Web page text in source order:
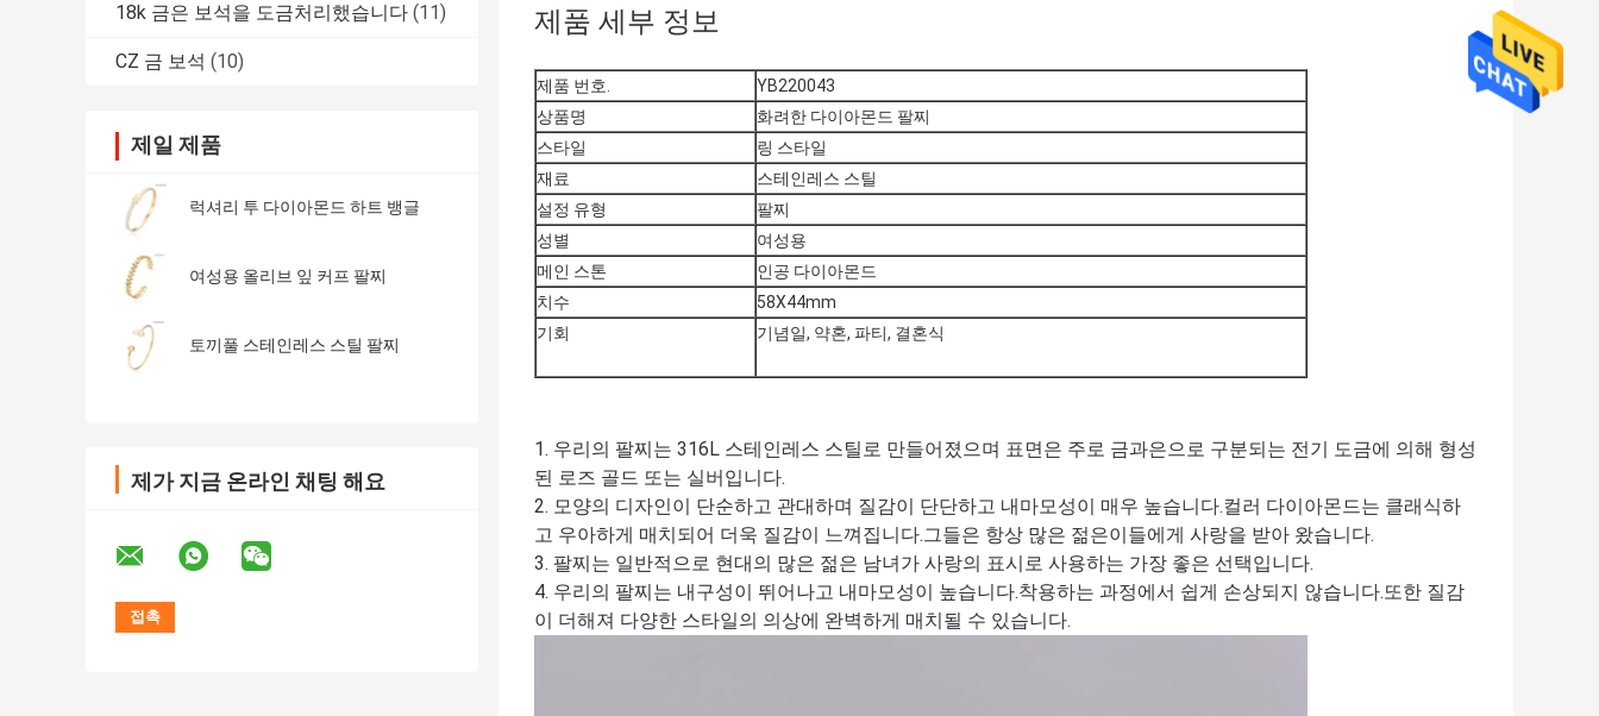
18k 금은 보석을 도금처리했습니다 (11)
CZ 금 보석 (10)
제일 제품
럭셔리 투 다이아몬드 하트 뱅글
여성용 올리브 잎 커프 팔찌
토끼풀 스테인레스 스틸 팔찌
제가 지금 온라인 채팅 해요
제품 세부 정보
제품 번호.
YB220043
상품명
화려한 다이아몬드 팔찌
스타일
링 스타일
재료
스테인레스 스틸
설정 유형
팔찌
성별
여성용
메인 스톤
인공 다이아몬드
치수
58X44mm
기회
기념일, 약혼, 파티, 결혼식
1. 우리의 팔찌는 316L 스테인레스 스틸로 만들어졌으며 표면은 주로 금과은으로 구분되는 전기 도금에 의해 형성
된 로즈 골드 또는 실버입니다.
2. 모양의 디자인이 단순하고 관대하며 질감이 단단하고 내마모성이 매우 높습니다.컬러 다이아몬드는 클래식하
고 우아하게 매치되어 더욱 질감이 느껴집니다.그들은 항상 많은 젊은이들에게 사랑을 받아 왔습니다.
3. 팔찌는 일반적으로 현대의 많은 젊은 남녀가 사랑의 표시로 사용하는 가장 좋은 선택입니다.
4. 우리의 팔찌는 내구성이 뛰어나고 내마모성이 높습니다.착용하는 과정에서 쉽게 손상되지 않습니다.또한 질감
이 더해져 다양한 스타일의 의상에 완벽하게 매치될 수 있습니다.